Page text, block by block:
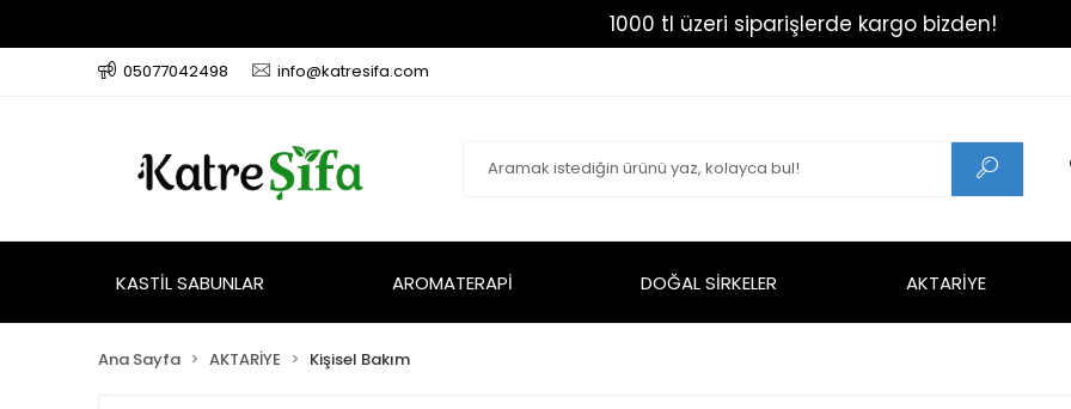
1000 tl üzeri siparişlerde kargo bizden!
05077042498 info@katresifa.com
KASTİL SABUNLAR AROMATERAPİ DOĞAL SİRKELER AKTARİYE
Ana Sayfa AKTARİYE Kişisel Bakım